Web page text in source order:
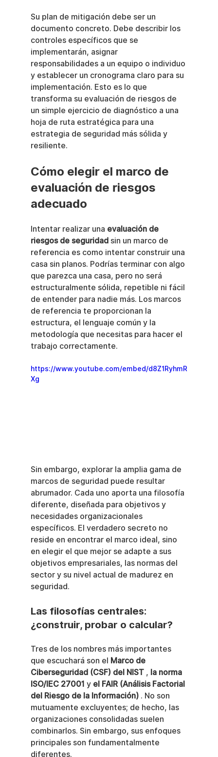
Su plan de mitigación debe ser un
documento concreto. Debe describir los
controles específicos que se
implementarán, asignar
responsabilidades a un equipo o individuo
y establecer un cronograma claro para su
implementación. Esto es lo que
transforma su evaluación de riesgos de
un simple ejercicio de diagnóstico a una
hoja de ruta estratégica para una
estrategia de seguridad más sólida y
resiliente.
Cómo elegir el marco de
evaluación de riesgos
adecuado
Intentar realizar una evaluación de
riesgos de seguridad sin un marco de
referencia es como intentar construir una
casa sin planos. Podrías terminar con algo
que parezca una casa, pero no será
estructuralmente sólida, repetible ni fácil
de entender para nadie más. Los marcos
de referencia te proporcionan la
estructura, el lenguaje común y la
metodología que necesitas para hacer el
trabajo correctamente.
https://www.youtube.com/embed/d8Z1RyhmR
Xg
Sin embargo, explorar la amplia gama de
marcos de seguridad puede resultar
abrumador. Cada uno aporta una filosofía
diferente, diseñada para objetivos y
necesidades organizacionales
específicos. El verdadero secreto no
reside en encontrar el marco ideal, sino
en elegir el que mejor se adapte a sus
objetivos empresariales, las normas del
sector y su nivel actual de madurez en
seguridad.
Las filosofías centrales:
¿construir, probar o calcular?
Tres de los nombres más importantes
que escuchará son el Marco de
Ciberseguridad (CSF) del NIST , la norma
ISO/IEC 27001 y el FAIR (Análisis Factorial
del Riesgo de la Información) . No son
mutuamente excluyentes; de hecho, las
organizaciones consolidadas suelen
combinarlos. Sin embargo, sus enfoques
principales son fundamentalmente
diferentes.